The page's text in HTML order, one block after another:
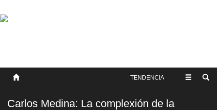
SOBRE NOSOTROS
TENDENCIA
Carlos Medina: La complexión de la